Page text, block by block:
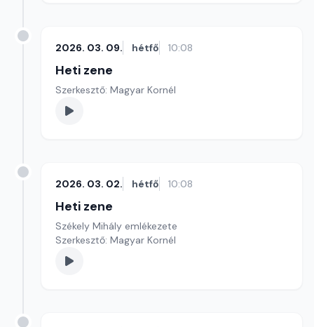
2026. 03. 09. hétfő 10:08
Heti zene
Szerkesztő: Magyar Kornél
2026. 03. 02. hétfő 10:08
Heti zene
Székely Mihály emlékezete
Szerkesztő: Magyar Kornél